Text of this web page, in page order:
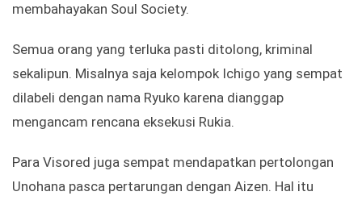
membahayakan Soul Society.
Semua orang yang terluka pasti ditolong, kriminal
sekalipun. Misalnya saja kelompok Ichigo yang sempat
dilabeli dengan nama Ryuko karena dianggap
mengancam rencana eksekusi Rukia.
Para Visored juga sempat mendapatkan pertolongan
Unohana pasca pertarungan dengan Aizen. Hal itu